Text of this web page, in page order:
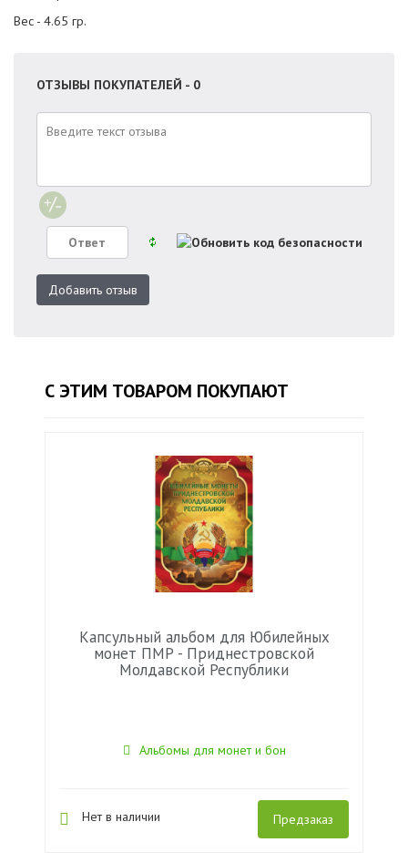
Вес - 4.65 гр.
ОТЗЫВЫ ПОКУПАТЕЛЕЙ - 0
Добавить отзыв
С ЭТИМ ТОВАРОМ ПОКУПАЮТ
Капсульный альбом для Юбилейных
монет ПМР - Приднестровской
Молдавской Республики
Альбомы для монет и бон
Нет в наличии Предзаказ